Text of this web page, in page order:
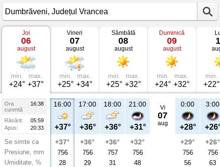
Vremea
Dumbrăveni
Județul
Vrancea
Joi
06
august
min.
+24°
max.
+37°
Vineri
07
august
min.
+25°
max.
+34°
Sâmbătă
08
august
min.
+25°
max.
+32°
Duminică
09
august
min.
+24°
max.
+32°
min.
+22°
Ora
16:38
curentă
Răsărit:
05:59
Apus:
20:33
Se simte ca
Presiune, mm
Umiditate, %
16:00
+37°
+37°
756
28
17:00
+36°
+36°
756
29
18:00
+36°
+36°
757
31
21:00
+31°
+32°
756
48
Vi
07
aug
0:00
+28°
+29°
756
56
3:00
+26°
756
63